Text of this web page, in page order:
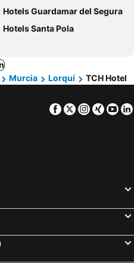
Hotels Guardamar del Segura
Hotels Santa Pola
Murcia Lorquí TCH Hotel
Facebook
TwitterXing